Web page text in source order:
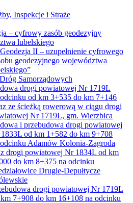
Inspekcje i Straże
– cyfrowy zasób geodezyjny
lubelskiego
II – uzupełnienie cyfrowego
geodezyjnego województwa
Samorządowych
drogi powiatowej Nr 1719L
od km 3+535 do km 7+146
ze ścieżką rowerową w ciągu drogi
Nr 1719L, gm. Wierzbica
i przebudowa drogi powiatowej
od km 1+582 do km 9+708
Adamów Kolonia-Zagroda
drogi powiatowej Nr 1834L od km
do km 8+375 na odcinku
Drugie-Depułtycze
drogi powiatowej Nr 1719L
7+908 do km 16+108 na odcinku